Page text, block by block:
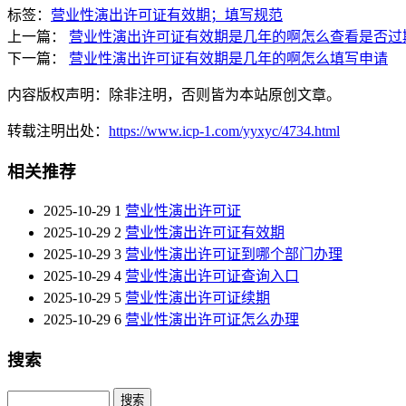
标签： 营业性演出许可证有效期；填写规范
上一篇：
营业性演出许可证有效期是几年的啊怎么查看是否过
下一篇：
营业性演出许可证有效期是几年的啊怎么填写申请
内容版权声明：除非注明，否则皆为本站原创文章。
转载注明出处： https://www.icp-1.com/yyxyc/4734.html
相关推荐
2025-10-29 1 营业性演出许可证
2025-10-29 2 营业性演出许可证有效期
2025-10-29 3 营业性演出许可证到哪个部门办理
2025-10-29 4 营业性演出许可证查询入口
2025-10-29 5 营业性演出许可证续期
2025-10-29 6 营业性演出许可证怎么办理
搜索
Search